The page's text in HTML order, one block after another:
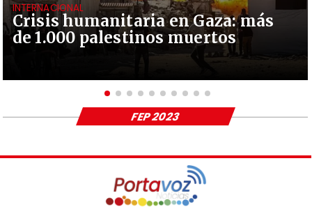
Crisis humanitaria en Gaza: más
de 1.000 palestinos muertos
INTERNACIONAL
FEP 2023